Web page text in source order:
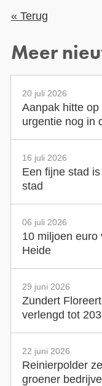
« Terug
Meer
20 juli 2026
Aanpak hitte
urgentie nog in
16 juli 2026
Een fijne stad
stad
06 juli 2026
10 miljoen euro
Heide
29 juni 2026
Zundert
verlengd tot
22 juni 2026
Reinierpolder
groener